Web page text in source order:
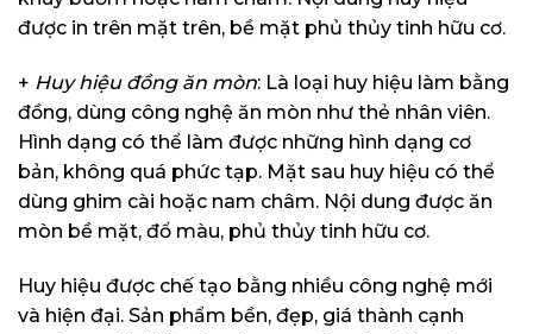
được in trên mặt trên, bề mặt phủ thủy tinh hữu cơ.
+ Huy hiệu đồng ăn mòn: Là loại huy hiệu làm bằng
đồng, dùng công nghệ ăn mòn như thẻ nhân viên.
Hình dạng có thể làm được những hình dạng cơ
bản, không quá phức tạp. Mặt sau huy hiệu có thể
dùng ghim cài hoặc nam châm. Nội dung được ăn
mòn bề mặt, đổ màu, phủ thủy tinh hữu cơ.
Huy hiệu được chế tạo bằng nhiều công nghệ mới
và hiện đại. Sản phẩm bền, đẹp, giá thành cạnh